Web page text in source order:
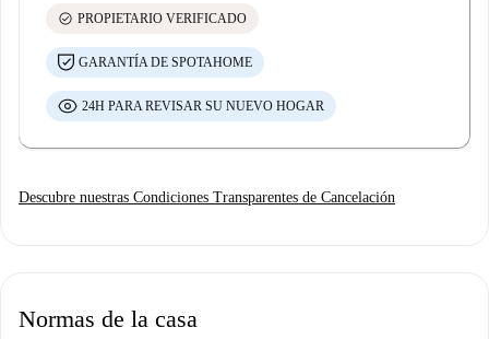
check_circle PROPIETARIO VERIFICADO
GARANTÍA DE SPOTAHOME
24H PARA REVISAR SU NUEVO HOGAR
Descubre nuestras Condiciones Transparentes de Cancelación
Normas de la casa